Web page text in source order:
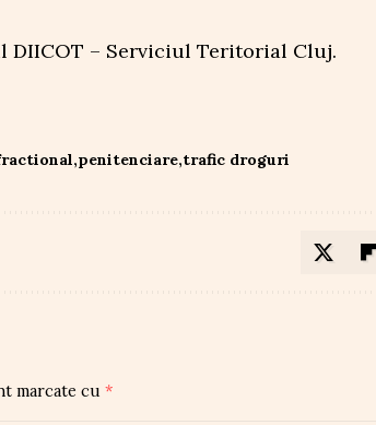
DIICOT – Serviciul Teritorial Cluj.
penitenciare trafic droguri
marcate cu *